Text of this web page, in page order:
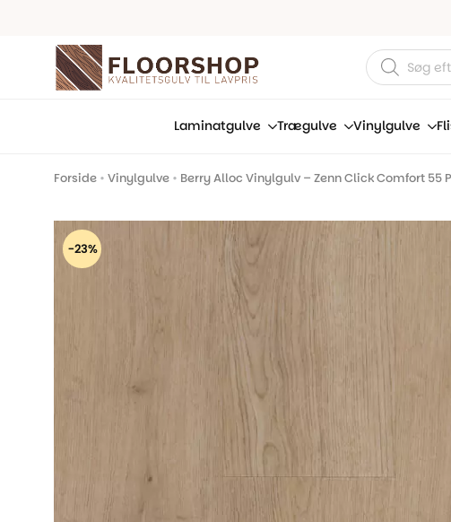
Products
search
Laminatgulve Trægulve Vinylgulve
Forside • Vinylgulve • Berry Alloc Vinylgulv – Zenn Click Comfort 55
-23%